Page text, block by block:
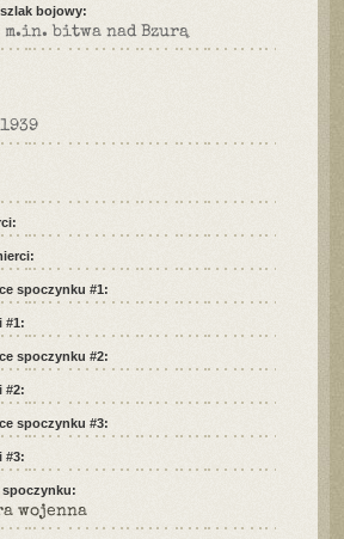
bojowy:
m.in. bitwa nad Bzurą
spoczynku #1:
#1:
spoczynku #2:
#2:
spoczynku #3:
#3:
spoczynku:
wojenna